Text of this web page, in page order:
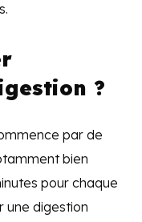
?
par de
bien
pour chaque
une digestion